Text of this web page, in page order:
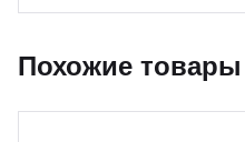
Похожие товары